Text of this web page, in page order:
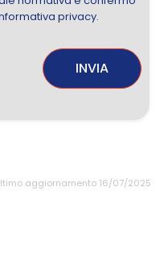
privacy.
INVIA
aggiornamento 16/07/2025